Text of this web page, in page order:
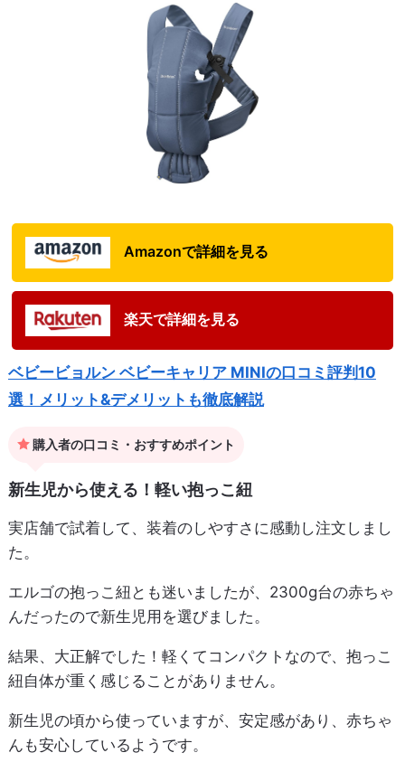
Amazonで詳細を見る
楽天で詳細を見る
ベビービョルン ベビーキャリア MINIの口コミ評判10
選！メリット&デメリットも徹底解説
購入者の口コミ・おすすめポイント
新生児から使える！軽い抱っこ紐
実店舗で試着して、装着のしやすさに感動し注文しまし
た。
エルゴの抱っこ紐とも迷いましたが、2300g台の赤ちゃ
んだったので新生児用を選びました。
結果、大正解でした！軽くてコンパクトなので、抱っこ
紐自体が重く感じることがありません。
新生児の頃から使っていますが、安定感があり、赤ちゃ
んも安心しているようです。